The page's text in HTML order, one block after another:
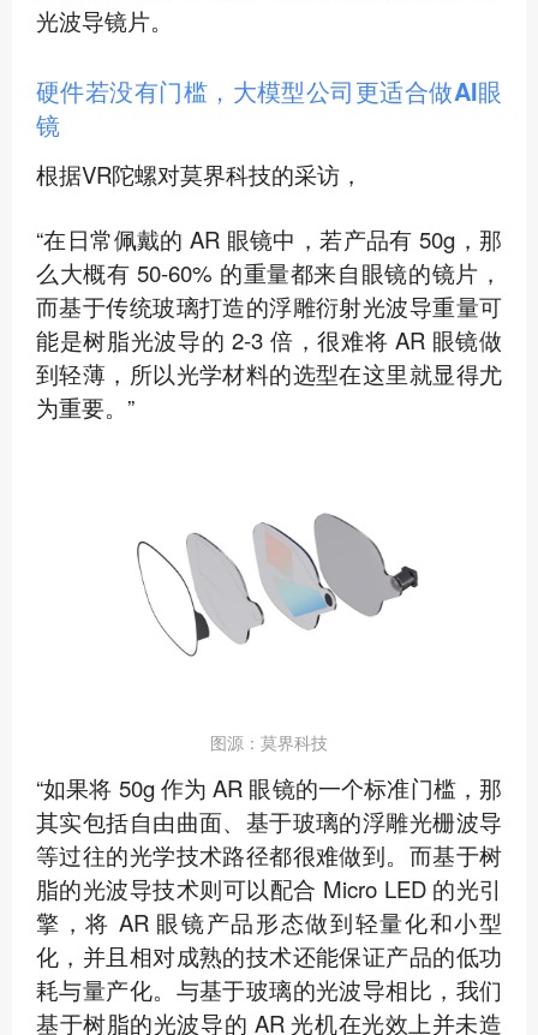
光波导镜片。
硬件若没有门槛，大模型公司更适合做AI眼
镜
根据VR陀螺对莫界科技的采访，
“在日常佩戴的 AR 眼镜中，若产品有 50g，那
么大概有 50-60% 的重量都来自眼镜的镜片，
而基于传统玻璃打造的浮雕衍射光波导重量可
能是树脂光波导的 2-3 倍，很难将 AR 眼镜做
到轻薄，所以光学材料的选型在这里就显得尤
为重要。”
图源：莫界科技
“如果将 50g 作为 AR 眼镜的一个标准门槛，那
其实包括自由曲面、基于玻璃的浮雕光栅波导
等过往的光学技术路径都很难做到。而基于树
脂的光波导技术则可以配合 Micro LED 的光引
擎，将 AR 眼镜产品形态做到轻量化和小型
化，并且相对成熟的技术还能保证产品的低功
耗与量产化。与基于玻璃的光波导相比，我们
基于树脂的光波导的 AR 光机在光效上并未造